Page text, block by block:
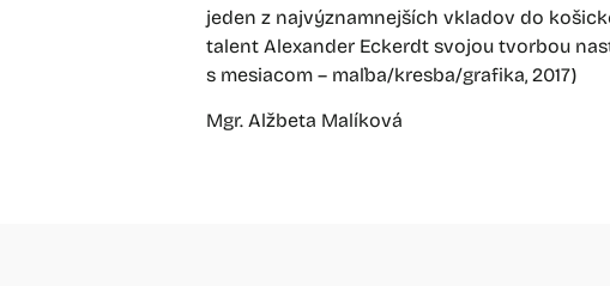
jeden z najvýznamnejších vkladov do
talent Alexander Eckerdt svojou tvorbou
s mesiacom – maľba/kresba/grafika, 2017)
Mgr. Alžbeta Malíková